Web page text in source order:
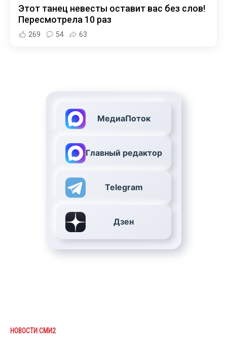
Этот танец невесты оставит вас без слов!
Пересмотрела 10 раз
269 54 63
МедиаПоток
Главный редактор
Telegram
Дзен
НОВОСТИ СМИ2